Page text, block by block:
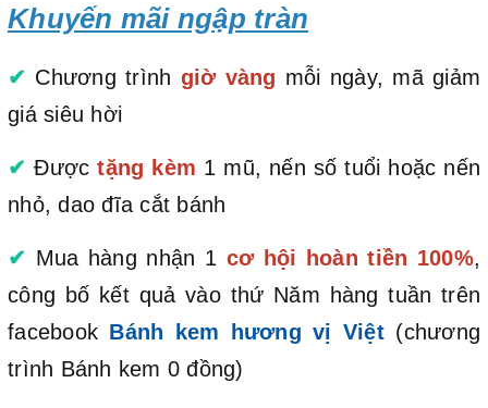
Khuyến mãi ngập tràn
✔ Chương trình giờ vàng mỗi ngày, mã giảm
giá siêu hời
✔ Được tặng kèm 1 mũ, nến số tuổi hoặc nến
nhỏ, dao đĩa cắt bánh
✔ Mua hàng nhận 1 cơ hội hoàn tiền 100%,
công bố kết quả vào thứ Năm hàng tuần trên
facebook Bánh kem hương vị Việt(chương
trình Bánh kem 0 đồng)